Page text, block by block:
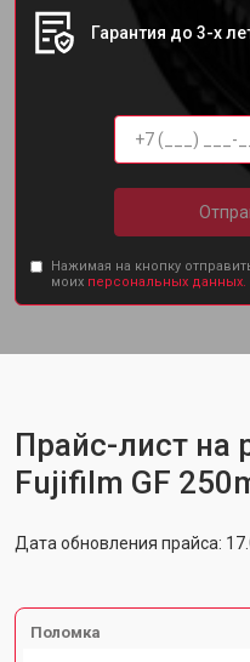
Гарантия до 3-х
Нажимая на кнопку
моих персональных данных.
Прайс-лист на
Fujifilm GF
Дата обновления прайса:
Поломка